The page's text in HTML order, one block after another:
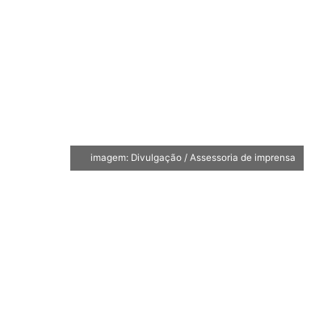
imagem: Divulgação / Assessoria de imprensa